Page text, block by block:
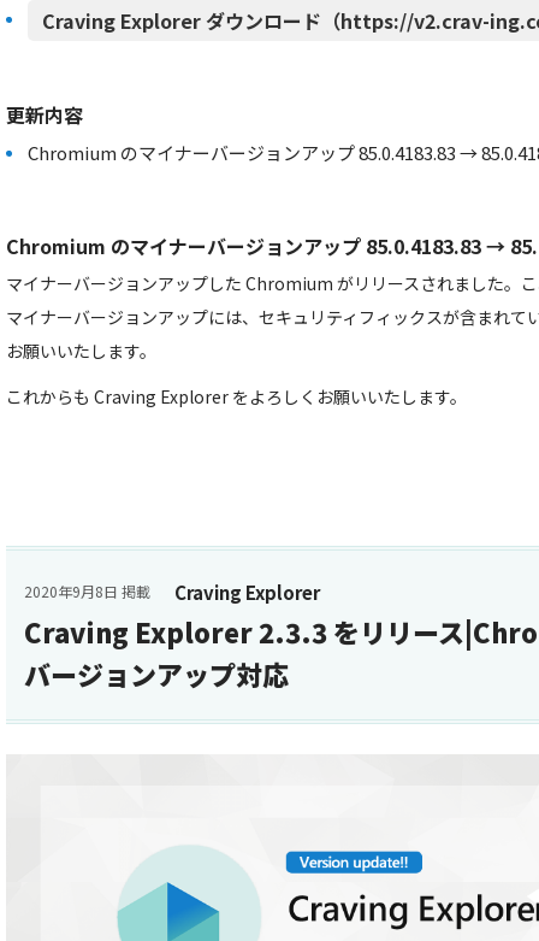
Craving Explorer ダウンロード（https://v2.crav-
更新内容
Chromium のマイナーバージョンアップ 85.0.4183.83 →
Chromium のマイナーバージョンアップ 85.0.4183.83 →
マイナーバージョンアップした Chromium がリリースされました。
マイナーバージョンアップには、セキュリティフィックスが含まれて
お願いいたします。
これからも Craving Explorer をよろしくお願いいたします。
Craving Explorer
2020年9月8日 掲載
Craving Explorer 2.3.3 をリリース
バージョンアップ対応